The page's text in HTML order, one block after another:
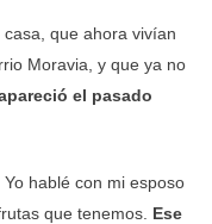
que ahora vivían
Moravia, y que ya no
el pasado
Yo hablé con mi esposo
que tenemos. Ese